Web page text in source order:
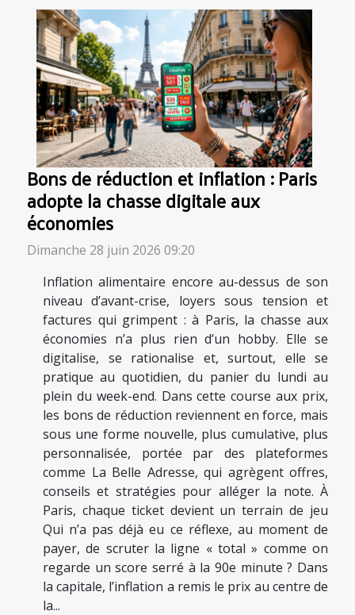
Bons de réduction et inflation : Paris
adopte la chasse digitale aux
économies
Dimanche 28 juin 2026 09:20
Inflation alimentaire encore au-dessus de son
niveau d’avant-crise, loyers sous tension et
factures qui grimpent : à Paris, la chasse aux
économies n’a plus rien d’un hobby. Elle se
digitalise, se rationalise et, surtout, elle se
pratique au quotidien, du panier du lundi au
plein du week-end. Dans cette course aux prix,
les bons de réduction reviennent en force, mais
sous une forme nouvelle, plus cumulative, plus
personnalisée, portée par des plateformes
comme La Belle Adresse, qui agrègent offres,
conseils et stratégies pour alléger la note. À
Paris, chaque ticket devient un terrain de jeu
Qui n’a pas déjà eu ce réflexe, au moment de
payer, de scruter la ligne « total » comme on
regarde un score serré à la 90e minute ? Dans
la capitale, l’inflation a remis le prix au centre de
la...